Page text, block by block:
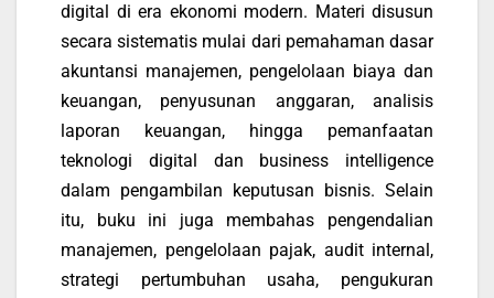
digital di era ekonomi modern. Materi disusun
secara sistematis mulai dari pemahaman dasar
akuntansi manajemen, pengelolaan biaya dan
keuangan, penyusunan anggaran, analisis
laporan keuangan, hingga pemanfaatan
teknologi digital dan business intelligence
dalam pengambilan keputusan bisnis. Selain
itu, buku ini juga membahas pengendalian
manajemen, pengelolaan pajak, audit internal,
strategi pertumbuhan usaha, pengukuran